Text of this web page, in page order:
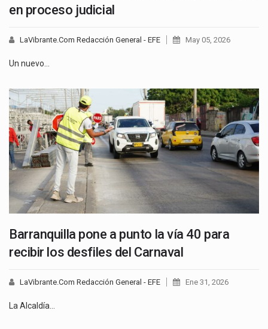
en proceso judicial
LaVibrante.Com Redacción General - EFE May 05, 2026
Un nuevo…
Barranquilla pone a punto la vía 40 para
recibir los desfiles del Carnaval
LaVibrante.Com Redacción General - EFE Ene 31, 2026
La Alcaldía…